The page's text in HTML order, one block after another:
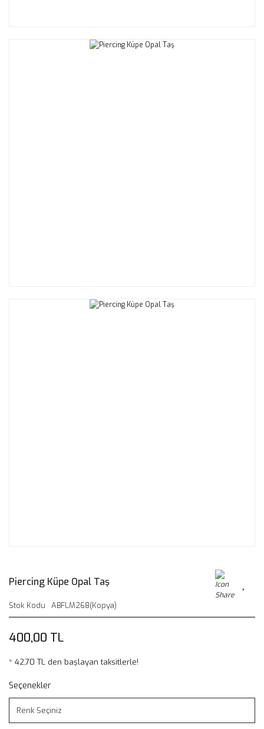
Piercing Küpe Opal Taş
Stok Kodu ABFLM268(Kopya)
400,00 TL
* 42,70 TL den başlayan taksitlerle!
Seçenekler